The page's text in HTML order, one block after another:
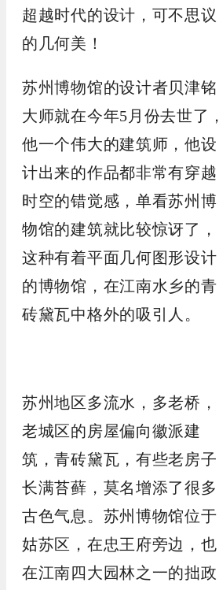
超越时代的设计，可不思议
的几何美！
苏州博物馆的设计者贝津铭
大师就在今年5月份去世了，
他一个伟大的建筑师，他设
计出来的作品都非常有穿越
时空的错觉感，单看苏州博
物馆的建筑就比较惊讶了，
这种有着平面几何图形设计
的博物馆，在江南水乡的青
砖黛瓦中格外的吸引人。
苏州地区多流水，多老桥，
老城区的房屋偏向徽派建
筑，青砖黛瓦，有些老房子
长满苔藓，莫名增添了很多
古色气息。苏州博物馆位于
姑苏区，在忠王府旁边，也
在江南四大园林之一的拙政